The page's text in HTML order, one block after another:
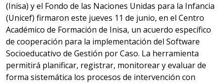
(Inisa) y el Fondo de las Naciones Unidas para la Infancia
(Unicef) firmaron este jueves 11 de junio, en el Centro
Académico de Formación de Inisa, un acuerdo específico
de cooperación para la implementación del Software
Socioeducativo de Gestión por Caso. La herramienta
permitirá planificar, registrar, monitorear y evaluar de
forma sistemática los procesos de intervención con